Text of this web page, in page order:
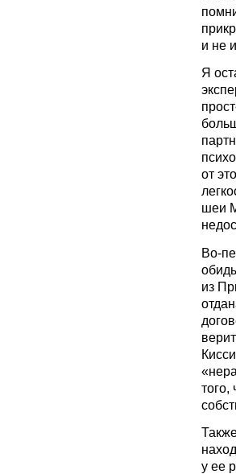
и не
Я
от
шеи
Во-
из
у ее